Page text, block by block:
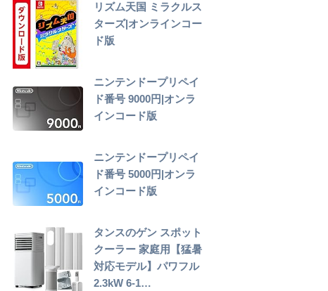
リズム天国 ミラクルス
ターズ|オンラインコー
ド版
ニンテンドープリペイ
ド番号 9000円|オンラ
インコード版
ニンテンドープリペイ
ド番号 5000円|オンラ
インコード版
タンスのゲン スポット
クーラー 家庭用【猛暑
対応モデル】パワフル
2.3kW 6-1…